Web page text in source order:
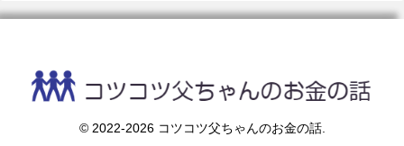
© 2022-2026 コツコツ父ちゃんのお金の話.